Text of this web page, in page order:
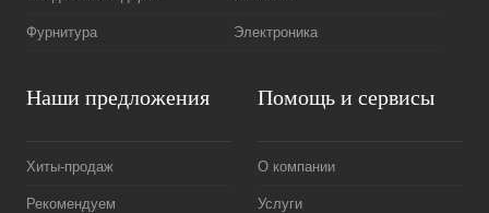
Фурнитура Электроника
Наши предложения
Хиты-продаж
Рекомендуем
Помощь и сервисы
О компании
Услуги